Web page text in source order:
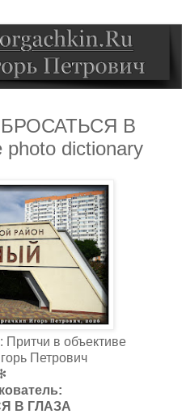
БРОСАТЬСЯ В
dictionary
в объективе
Петрович
В ГЛАЗА